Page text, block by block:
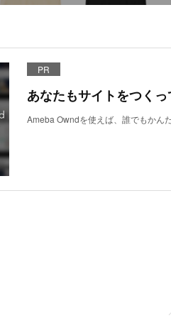
PR
あなたもサイトをつく
Ameba Owndを使えば、誰でもかん